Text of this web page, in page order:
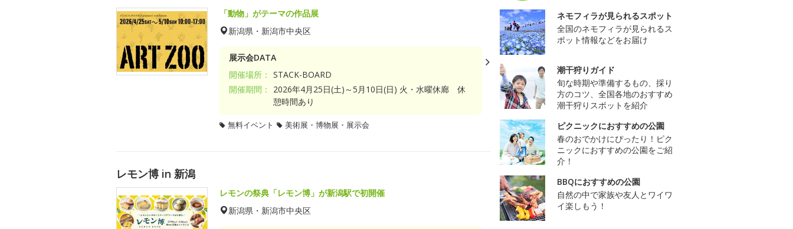
「動物」がテーマの作品展
新潟県・新潟市中央区
展示会DATA
開催場所： STACK-BOARD
開催期間：
2026年4月25日(土)～5月10日(日) 火・水曜休廊 休
憩時間あり
無料イベント 美術展・博物展・展示会
レモン博 in 新潟
レモンの祭典「レモン博」が新潟駅で初開催
新潟県・新潟市中央区
ネモフィラが見られるスポット
全国のネモフィラが見られるス
ポット情報などをお届け
潮干狩りガイド
旬な時期や準備するもの、採り
方のコツ、全国各地のおすすめ
潮干狩りスポットを紹介
ピクニックにおすすめの公園
春のおでかけにぴったり！ピク
ニックにおすすめの公園をご紹
介！
BBQにおすすめの公園
自然の中で家族や友人とワイワ
イ楽しもう！